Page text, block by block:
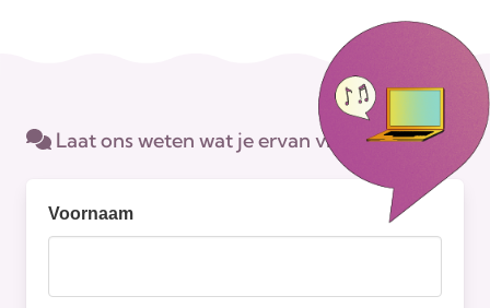
Laat ons weten wat je ervan vindt.
Voornaam